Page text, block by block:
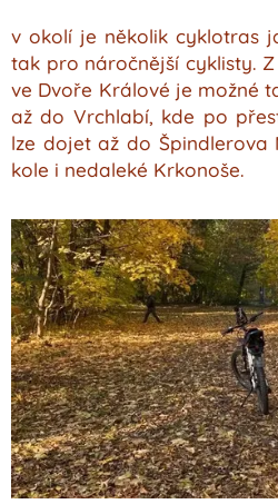
v okolí je několik cyklotras
tak pro náročnější cyklisty.
ve Dvoře Králové je možné
až do Vrchlabí, kde po
lze dojet až do
kole i nedaleké Krkonoše.